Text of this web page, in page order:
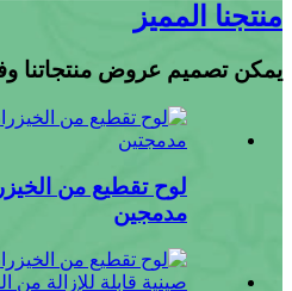
منتجنا المميز
يمكن تصميم عروض منتجاتنا
مدمجين